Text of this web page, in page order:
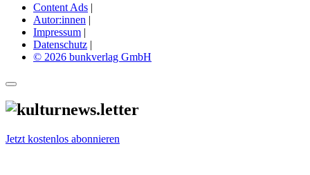
Content Ads |
Autor:innen |
Impressum |
Datenschutz |
© 2026 bunkverlag GmbH
Jetzt kostenlos abonnieren